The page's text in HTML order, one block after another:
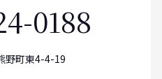
0188
野町東4-4-19